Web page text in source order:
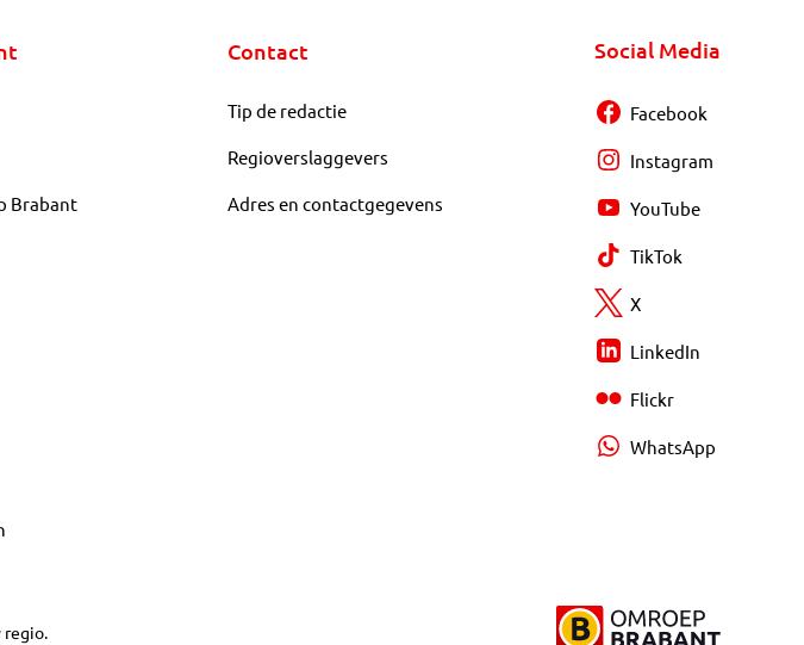
Brabant
Contact
Tip de redactie
Regioverslaggevers
Adres en contactgegevens
Social Media
Facebook
Instagram
YouTube
TikTok
X
LinkedIn
Flickr
WhatsApp
regio.